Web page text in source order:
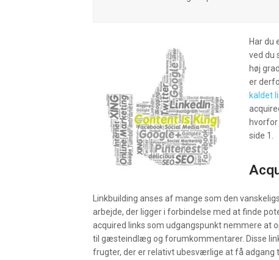
Har du
ved du
høj
er
kaldet
side 1.
Linkbuilding anses af mange som den
arbejde, der ligger i forbindelse med at finde
acquired links som udgangspunkt nemmere at
til gæsteindlæg og forumkommentarer. Disse
frugter, der er relativt ubesværlige at få adgang